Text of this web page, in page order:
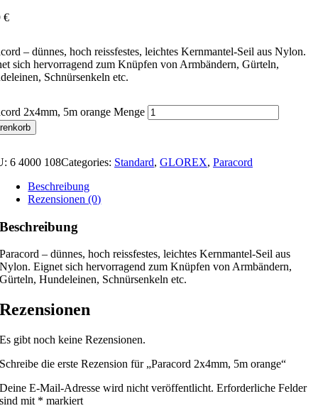
€
– dünnes, hoch reissfestes, leichtes Kernmantel-Seil aus Nylon.
sich hervorragend zum Knüpfen von Armbändern, Gürteln,
Schnürsenkeln etc.
2x4mm, 5m orange Menge
6 4000 108Categories: Standard, GLOREX, Paracord
Beschreibung
Rezensionen (0)
Beschreibung
Paracord – dünnes, hoch reissfestes, leichtes Kernmantel-Seil aus
Nylon. Eignet sich hervorragend zum Knüpfen von Armbändern,
Gürteln, Hundeleinen, Schnürsenkeln etc.
Rezensionen
Es gibt noch keine Rezensionen.
Schreibe die erste Rezension für „Paracord 2x4mm, 5m orange“
Deine E-Mail-Adresse wird nicht veröffentlicht. Erforderliche Felder
sind mit * markiert